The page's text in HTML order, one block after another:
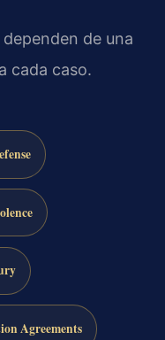
de una
cada caso.
Agreements